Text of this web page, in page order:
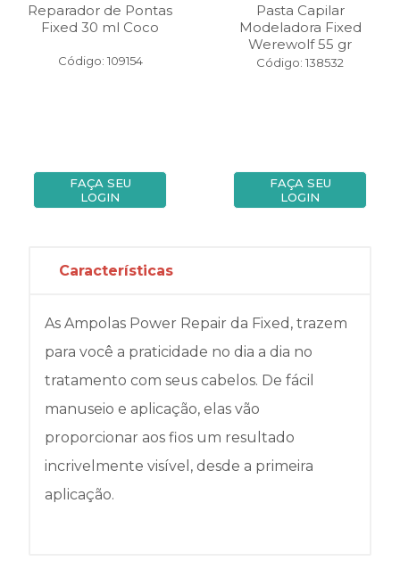
Reparador de Pontas
Fixed 30 ml Coco
Código: 109154
FAÇA SEU
LOGIN
Pasta Capilar
Modeladora Fixed
Werewolf 55 gr
Código: 138532
FAÇA SEU
LOGIN
Características
As Ampolas Power Repair da Fixed, trazem
para você a praticidade no dia a dia no
tratamento com seus cabelos. De fácil
manuseio e aplicação, elas vão
proporcionar aos fios um resultado
incrivelmente visível, desde a primeira
aplicação.